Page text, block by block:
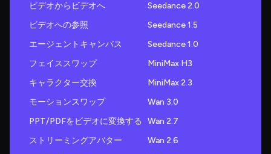
ビデオからビデオへ
ビデオへの参照
エージェントキャンバス
フェイススワップ
キャラクター交換
モーションスワップ
PPT/PDFをビデオに変換する
ストリーミングアバター
Seedance 2.0
Seedance 1.5
Seedance 1.0
MiniMax H3
MiniMax 2.3
Wan 3.0
Wan 2.7
Wan 2.6